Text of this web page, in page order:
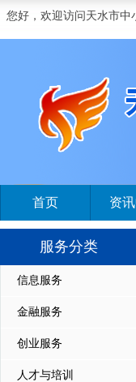
您好，欢迎访问天水市中
首页 资
服务分类
信息服务
金融服务
创业服务
人才与培训